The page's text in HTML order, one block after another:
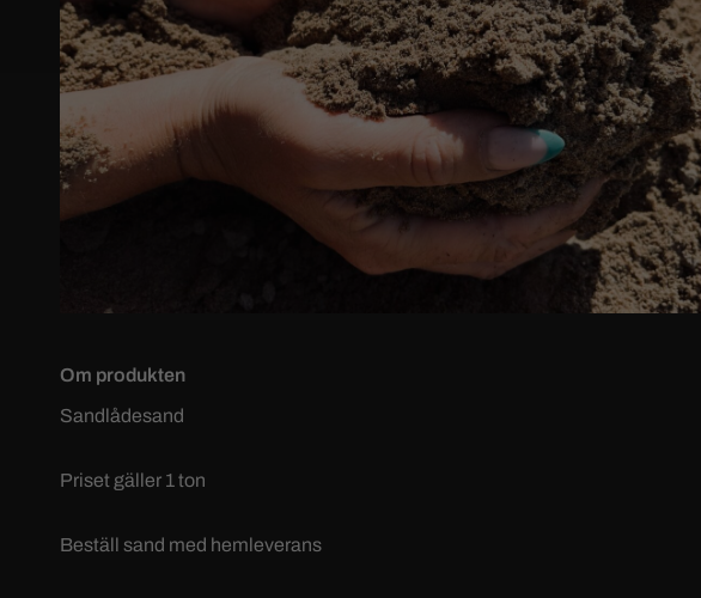
Om produkten
Sandlådesand
Priset gäller 1 ton
Beställ sand med hemleverans